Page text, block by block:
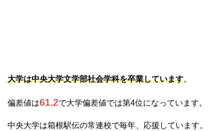
大学は中央大学文学部社会学科を卒業しています。
偏差値は61.2で大学偏差値では第4位になっています。
中央大学は箱根駅伝の常連校で毎年、応援しています。